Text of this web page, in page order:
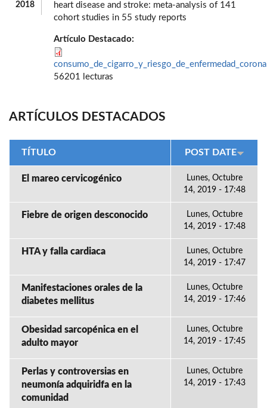
2018
heart disease and stroke: meta-analysis of 141
cohort studies in 55 study reports
Artículo Destacado:
56201 lecturas
ARTÍCULOS DESTACADOS
TÍTULO POST DATE
El mareo cervicogénico
Lunes, Octubre
14, 2019 - 17:48
Fiebre de origen desconocido
Lunes, Octubre
14, 2019 - 17:48
HTA y falla cardiaca
Lunes, Octubre
14, 2019 - 17:47
Manifestaciones orales de la
diabetes mellitus
Lunes, Octubre
14, 2019 - 17:46
Obesidad sarcopénica en el
adulto mayor
Lunes, Octubre
14, 2019 - 17:45
Perlas y controversias en
neumonía adquiridfa en la
comunidad
Lunes, Octubre
14, 2019 - 17:43